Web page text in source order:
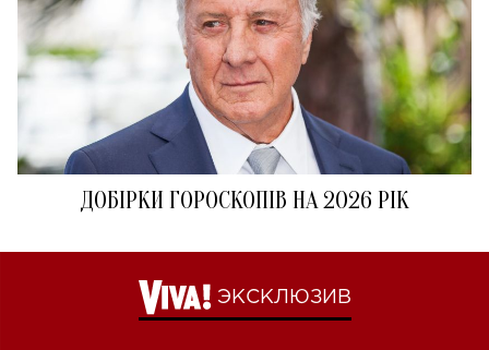
ДОБІРКИ ГОРОСКОПІВ НА 2026 РІК
ЭКСКЛЮЗИВ